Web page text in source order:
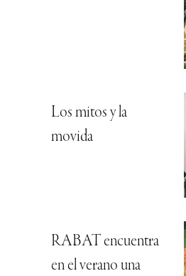
Los mitos y la
movida
RABAT encuentra
en el verano una